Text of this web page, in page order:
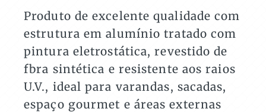
Produto de excelente qualidade com
estrutura em alumínio tratado com
pintura eletrostática, revestido de
fbra sintética e resistente aos raios
U.V., ideal para varandas, sacadas,
espaço gourmet e áreas externas